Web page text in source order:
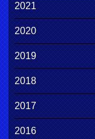
2021
2020
2019
2018
2017
2016